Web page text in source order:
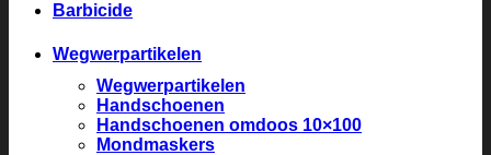
Barbicide
Wegwerpartikelen
Wegwerpartikelen
Handschoenen
Handschoenen omdoos 10×100
Mondmaskers